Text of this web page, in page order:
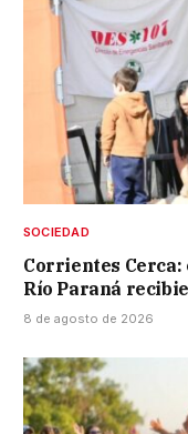
SOCIEDAD
Corrientes
Río Paraná
8 de agosto de 2026